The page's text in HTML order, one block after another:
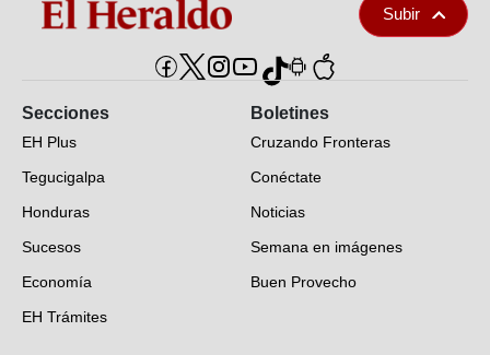
Subir
Secciones
EH Plus
Tegucigalpa
Honduras
Sucesos
Economía
EH Trámites
Boletines
Cruzando Fronteras
Conéctate
Noticias
Semana en imágenes
Buen Provecho